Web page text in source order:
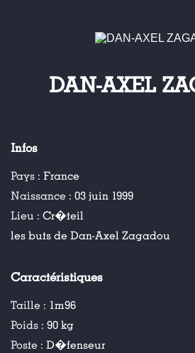
DAN-AXEL
Infos
Pays : France
Naissance : 03 juin 1999
Lieu : Cr�teil
les buts de Dan-Axel Zagadou
Caractéristiques
Taille : 1m96
Poids : 90 kg
Poste : D�fenseur